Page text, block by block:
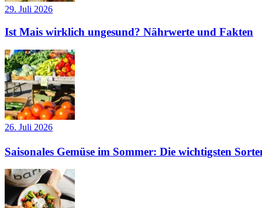
29. Juli 2026
Ist Mais wirklich ungesund? Nährwerte und Fakten
26. Juli 2026
Saisonales Gemüse im Sommer: Die wichtigsten